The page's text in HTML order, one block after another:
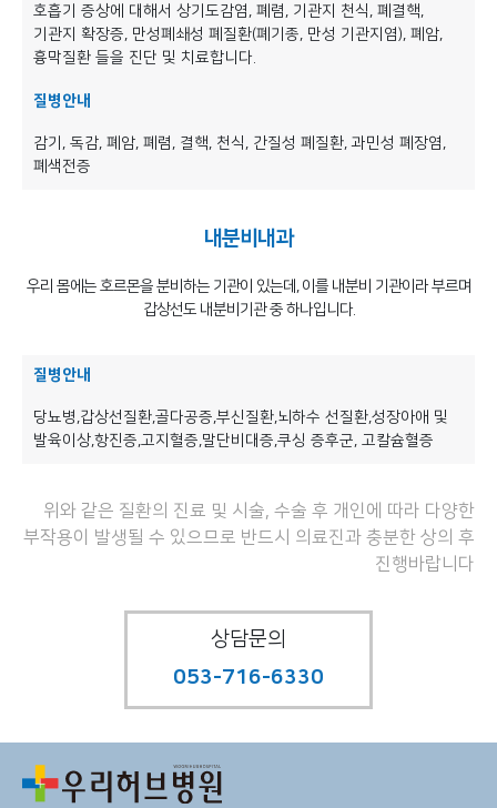
호흡기 증상에 대해서 상기도감염, 폐렴, 기관지 천식, 폐결핵,
기관지 확장증, 만성폐쇄성 폐질환(폐기종, 만성 기관지염), 폐암,
흉막질환 들을 진단 및 치료합니다.
질병안내
감기, 독감, 폐암, 폐렴, 결핵, 천식, 간질성 폐질환, 과민성 폐장염,
폐색전증
내분비내과
우리 몸에는 호르몬을 분비하는 기관이 있는데, 이를 내분비 기관이라 부르며
갑상선도 내분비기관 중 하나입니다.
질병안내
당뇨병,갑상선질환,골다공증,부신질환,뇌하수 선질환,성장아애 및
발육이상,항진증,고지혈증,말단비대증,쿠싱 증후군, 고칼슘혈증
위와 같은 질환의 진료 및 시술, 수술 후 개인에 따라 다양한
부작용이 발생될 수 있으므로 반드시 의료진과 충분한 상의 후
진행바랍니다
상담문의
053-716-6330